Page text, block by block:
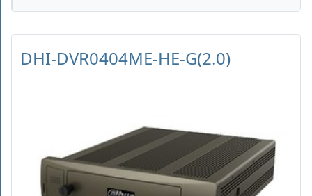
DHI-DVR0404ME-HE-G(2.0)